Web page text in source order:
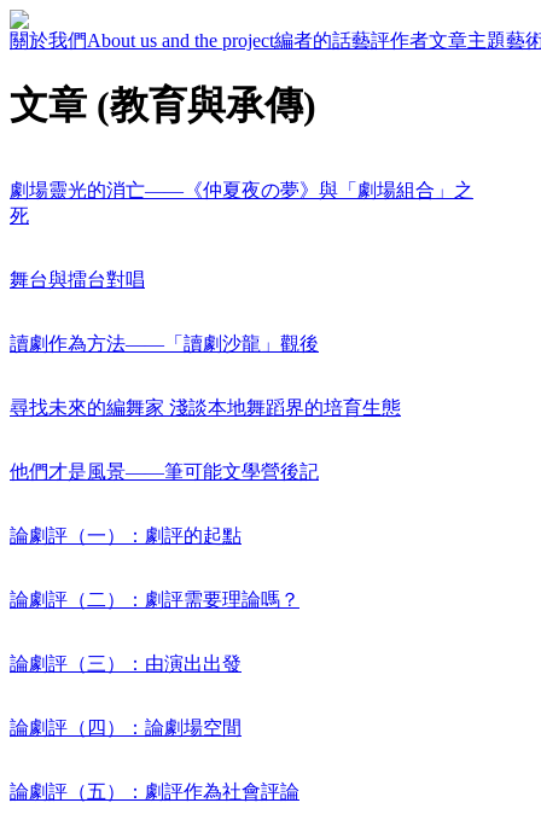
關於我們About us and the project編者的話藝評作者文章主題藝
文章 (教育與承傳)
劇場靈光的消亡——《仲夏夜の夢》與「劇場組合」之
死
舞台與擂台對唱
讀劇作為方法——「讀劇沙龍」觀後
尋找未來的編舞家 淺談本地舞蹈界的培育生態
他們才是風景——筆可能文學營後記
論劇評（一）：劇評的起點
論劇評（二）：劇評需要理論嗎？
論劇評（三）：由演出出發
論劇評（四）：論劇場空間
論劇評（五）：劇評作為社會評論